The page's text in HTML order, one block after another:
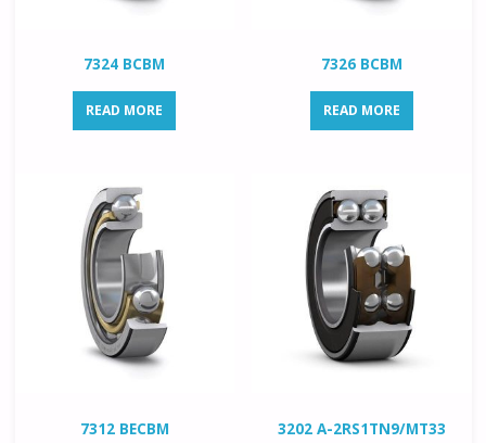
7324 BCBM
READ MORE
7326 BCBM
READ MORE
7312 BECBM 3202 A-2RS1TN9/MT33